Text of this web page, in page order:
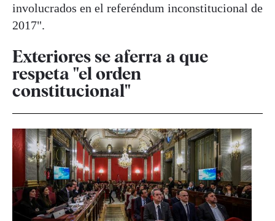
involucrados en el referéndum inconstitucional de
2017".
Exteriores se aferra a que
respeta "el orden
constitucional"